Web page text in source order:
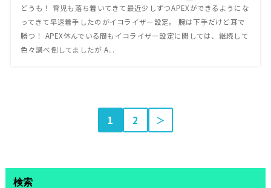
どうも！ 育児も落ち着いてきて最近少しずつAPEXができるようにな
ってきて早速着手したのがイコライザー設定。 腕は下手だけど耳で
勝つ！ APEX休んでいる間もイコライザー設定に関しては、継続して
色々調べ倒してましたが A...
1 2 ＞
検索